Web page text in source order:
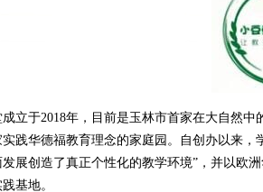
立于2018年，目前是玉林市首家在大自然
践华德福教育理念的家庭园。自创办以来
展创造了真正个性化的教学环境”，并以欧
基地。